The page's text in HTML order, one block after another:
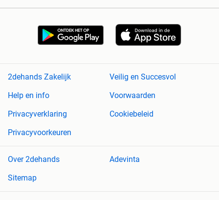
2dehands Zakelijk
Veilig en Succesvol
Help en info
Voorwaarden
Privacyverklaring
Cookiebeleid
Privacyvoorkeuren
Over 2dehands
Adevinta
Sitemap